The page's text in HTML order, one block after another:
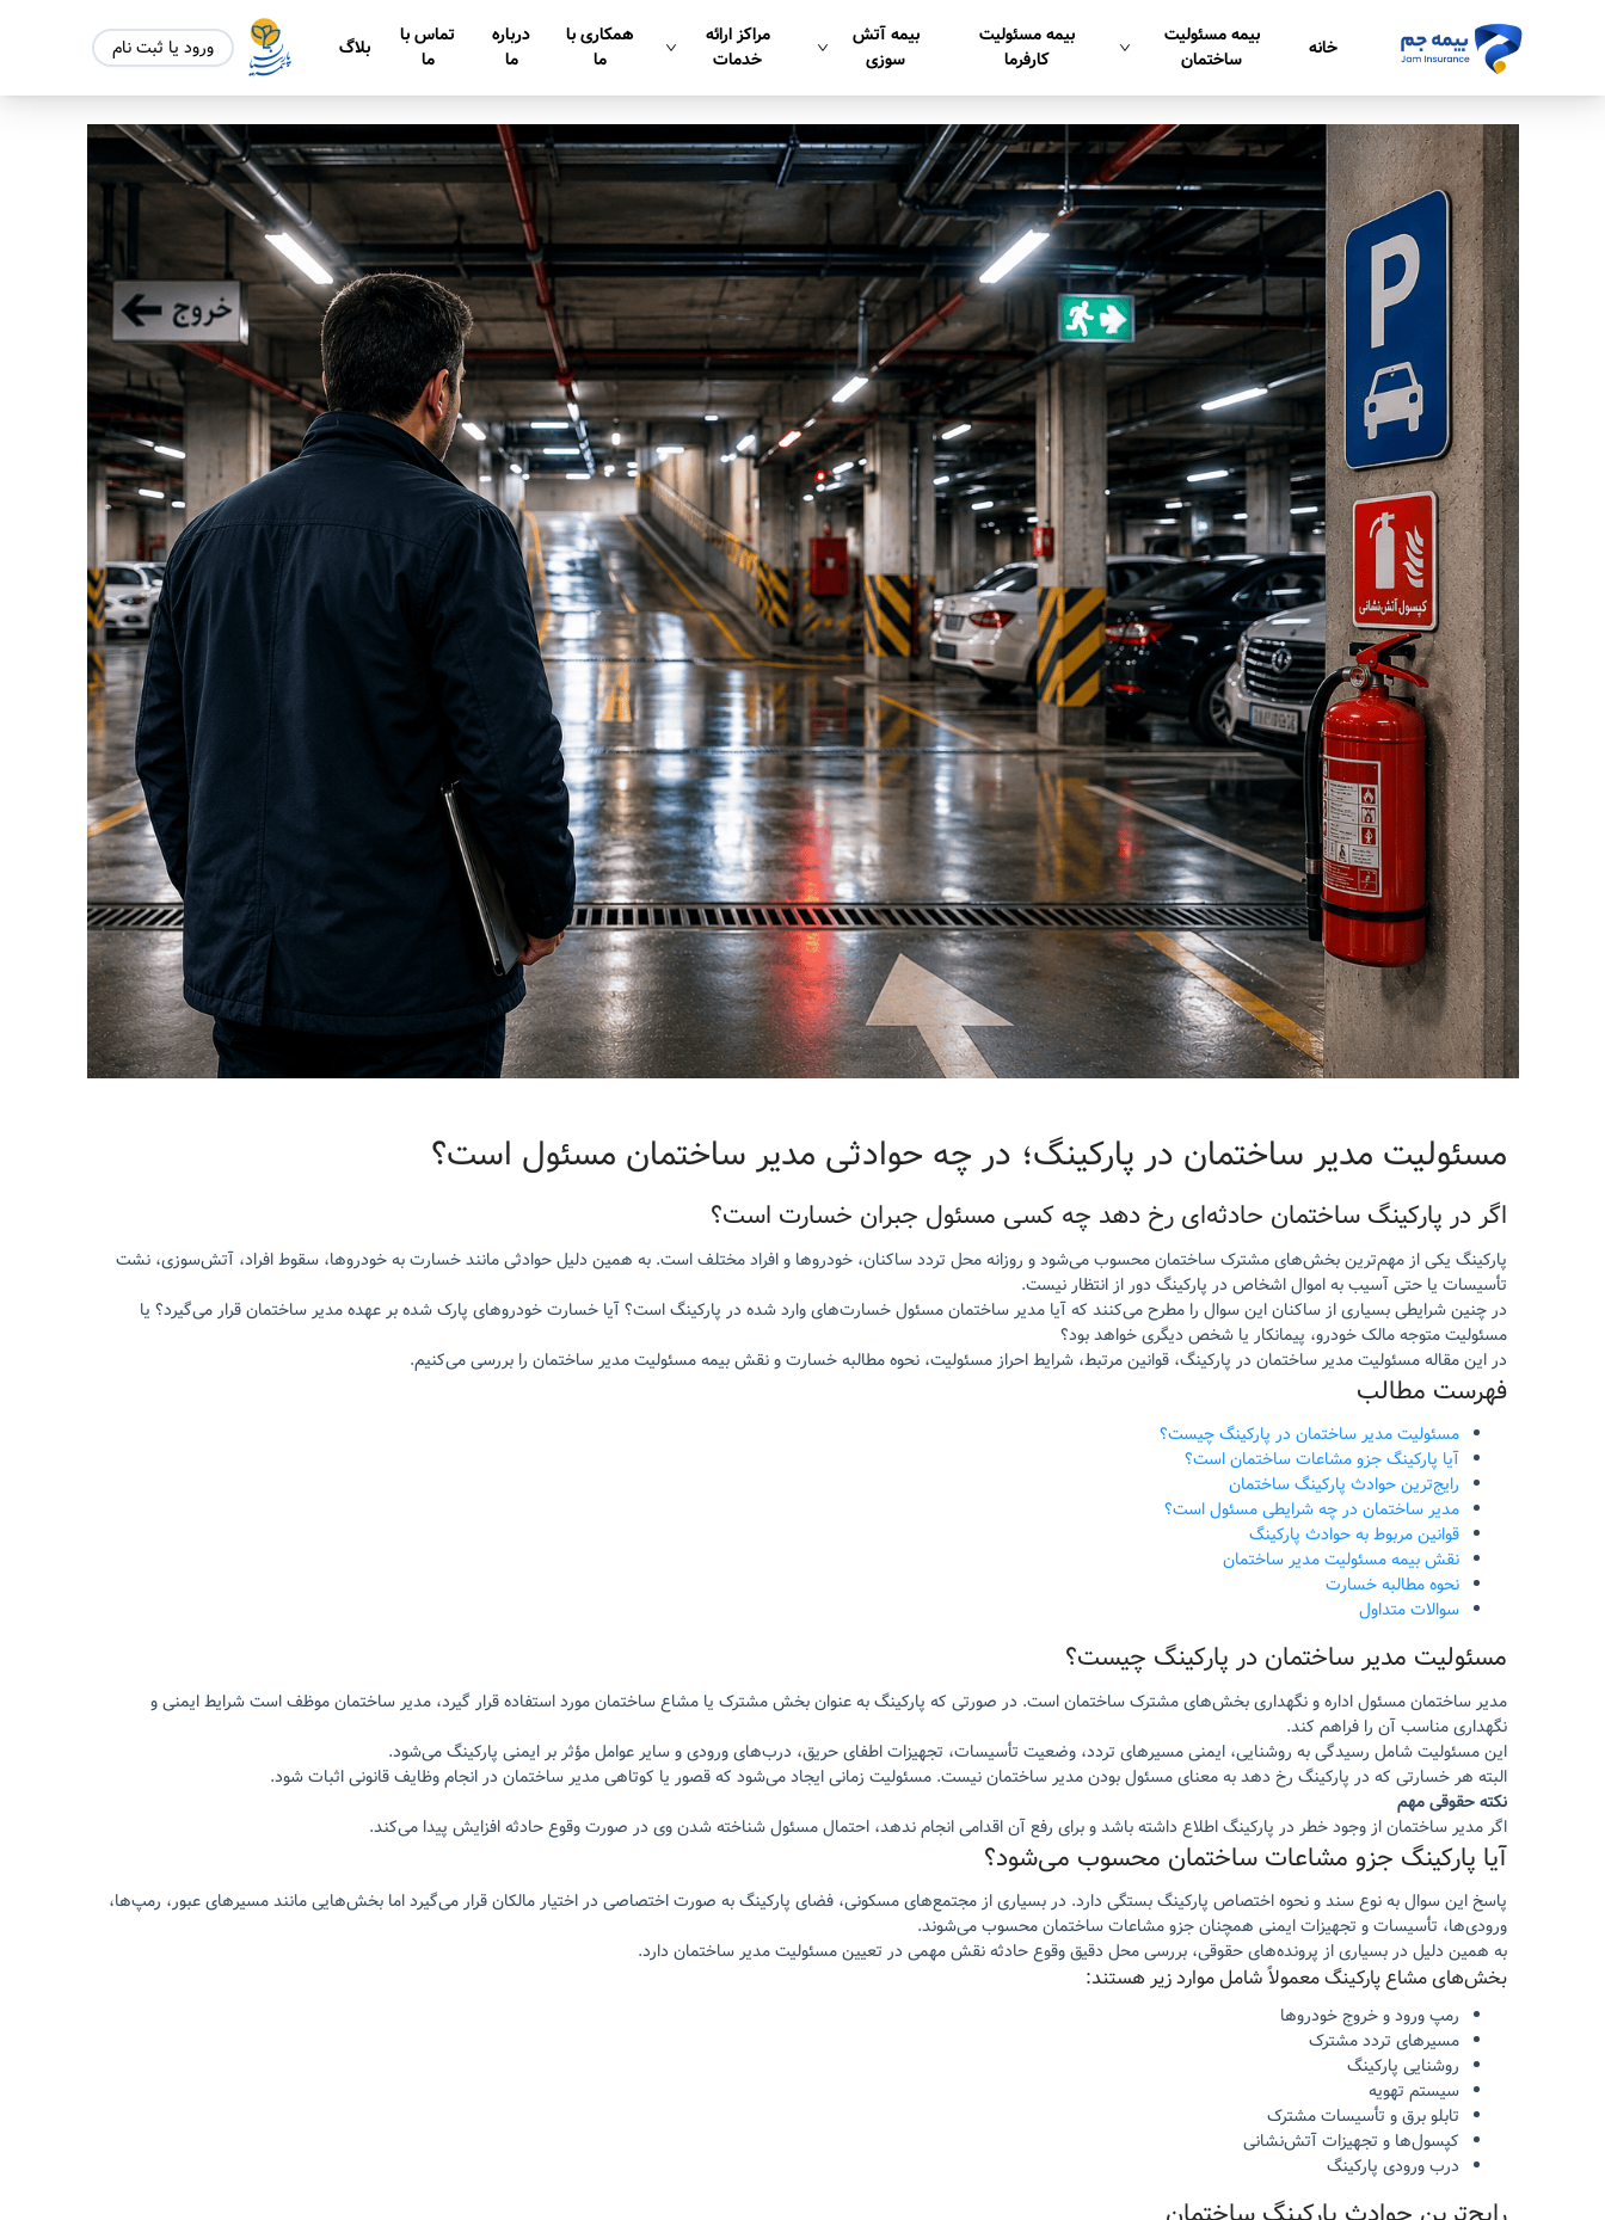
خانه
بیمه مسئولیت
ساختمان
بیمه مسئولیت
کارفرما
بیمه آتش
سوزی
مراکز ارائه
خدمات
همکاری با
ما
درباره
ما
تماس با
ما
بلاگ ورود یا ثبت نام
مسئولیت مدیر ساختمان در پارکینگ؛ در چه حوادثی مدیر ساختمان مسئول است؟
اگر در پارکینگ ساختمان حادثه‌ای رخ دهد چه کسی مسئول جبران خسارت است؟
پارکینگ یکی از مهم‌ترین بخش‌های مشترک ساختمان محسوب می‌شود و روزانه محل تردد ساکنان، خودروها و افراد مختلف است. به همین دلیل حوادثی مانند خسارت به خودروها، سقوط افراد، آتش‌سوزی، نشت
تأسیسات یا حتی آسیب به اموال اشخاص در پارکینگ دور از انتظار نیست.
در چنین شرایطی بسیاری از ساکنان این سوال را مطرح می‌کنند که آیا مدیر ساختمان مسئول خسارت‌های وارد شده در پارکینگ است؟ آیا خسارت خودروهای پارک شده بر عهده مدیر ساختمان قرار می‌گیرد؟ یا
مسئولیت متوجه مالک خودرو، پیمانکار یا شخص دیگری خواهد بود؟
در این مقاله مسئولیت مدیر ساختمان در پارکینگ، قوانین مرتبط، شرایط احراز مسئولیت، نحوه مطالبه خسارت و نقش بیمه مسئولیت مدیر ساختمان را بررسی می‌کنیم.
فهرست مطالب
مسئولیت مدیر ساختمان در پارکینگ چیست؟
آیا پارکینگ جزو مشاعات ساختمان است؟
رایج‌ترین حوادث پارکینگ ساختمان
مدیر ساختمان در چه شرایطی مسئول است؟
قوانین مربوط به حوادث پارکینگ
نقش بیمه مسئولیت مدیر ساختمان
نحوه مطالبه خسارت
سوالات متداول
مسئولیت مدیر ساختمان در پارکینگ چیست؟
مدیر ساختمان مسئول اداره و نگهداری بخش‌های مشترک ساختمان است. در صورتی که پارکینگ به عنوان بخش مشترک یا مشاع ساختمان مورد استفاده قرار گیرد، مدیر ساختمان موظف است شرایط ایمنی و
نگهداری مناسب آن را فراهم کند.
این مسئولیت شامل رسیدگی به روشنایی، ایمنی مسیرهای تردد، وضعیت تأسیسات، تجهیزات اطفای حریق، درب‌های ورودی و سایر عوامل مؤثر بر ایمنی پارکینگ می‌شود.
البته هر خسارتی که در پارکینگ رخ دهد به معنای مسئول بودن مدیر ساختمان نیست. مسئولیت زمانی ایجاد می‌شود که قصور یا کوتاهی مدیر ساختمان در انجام وظایف قانونی اثبات شود.
نکته حقوقی مهم
اگر مدیر ساختمان از وجود خطر در پارکینگ اطلاع داشته باشد و برای رفع آن اقدامی انجام ندهد، احتمال مسئول شناخته شدن وی در صورت وقوع حادثه افزایش پیدا می‌کند.
آیا پارکینگ جزو مشاعات ساختمان محسوب می‌شود؟
پاسخ این سوال به نوع سند و نحوه اختصاص پارکینگ بستگی دارد. در بسیاری از مجتمع‌های مسکونی، فضای پارکینگ به صورت اختصاصی در اختیار مالکان قرار می‌گیرد اما بخش‌هایی مانند مسیرهای عبور، رمپ‌ها،
ورودی‌ها، تأسیسات و تجهیزات ایمنی همچنان جزو مشاعات ساختمان محسوب می‌شوند.
به همین دلیل در بسیاری از پرونده‌های حقوقی، بررسی محل دقیق وقوع حادثه نقش مهمی در تعیین مسئولیت مدیر ساختمان دارد.
بخش‌های مشاع پارکینگ معمولاً شامل موارد زیر هستند:
رمپ ورود و خروج خودروها
مسیرهای تردد مشترک
روشنایی پارکینگ
سیستم تهویه
تابلو برق و تأسیسات مشترک
کپسول‌ها و تجهیزات آتش‌نشانی
درب ورودی پارکینگ